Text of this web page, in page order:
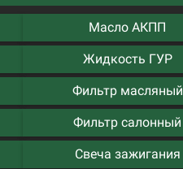
Масло АКПП
Жидкость ГУР
Фильтр масляный
Фильтр салонный
Свеча зажигания